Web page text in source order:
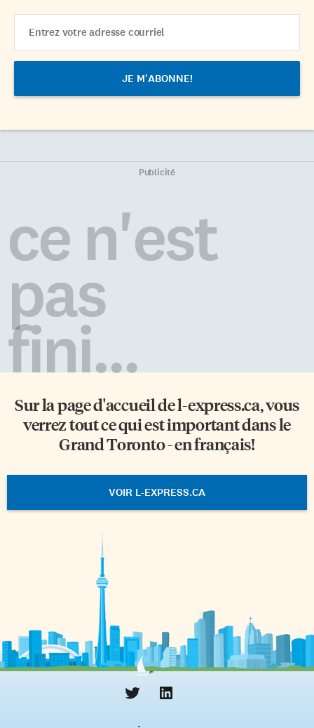
Address
Publicité
ce n'est
pas
fini...
Sur la page d'accueil del-express.ca, vous
verrez tout ce qui est important dans le
Grand Toronto - en français!
VOIR L-EXPRESS.CA